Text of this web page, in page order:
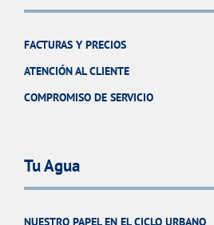
FACTURAS Y PRECIOS
ATENCIÓN AL CLIENTE
COMPROMISO DE SERVICIO
Tu Agua
NUESTRO PAPEL EN EL CICLO URBANO